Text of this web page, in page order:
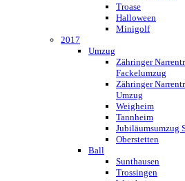
Troase
Halloween
Minigolf
2017
Umzug
Zähringer
Fackelumzug
Zähringer
Umzug
Weigheim
Tannheim
Jubiläumsumzug
Oberstetten
Ball
Sunthausen
Trossingen